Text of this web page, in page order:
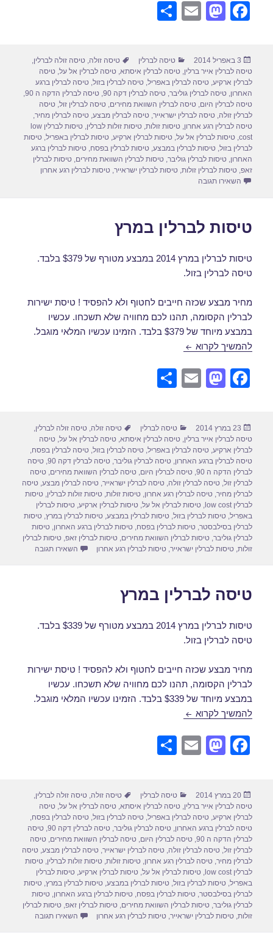
F
e
b
o
o
k
M
o
d
o
n
E
e
פורסם
בתאריך
3 באפריל 2014 קטגוריות
טיסה לברלין תגיות
טיסה זולה,טיסה זולה לברלין,
טיסה לברלין אייר ברלין,טיסה לברלין איסתא,טיסה לברלין אל על,טיסה
לברלין ארקיע,טיסה לברלין באפריל,טיסה לברלין בזול,טיסה לברלין ברגע
האחרון,טיסה לברלין גוליבר,טיסה לברלין דקה 90 ,טיסה לברלין הדקה ה 90
,
טיסה לברלין היום,טיסה לברלין השוואת מחירים,טיסה לברלין זול,טיסה
לברלין זולה,טיסה לברלין ישראייר,טיסה לברלין מבצע,טיסה לברלין מחיר,
טיסה לברלין רגע אחרון,טיסות זולות,טיסות זולות לברלין,
טיסות לברלין low
cost
,טיסות לברלין אל על,טיסות לברלין ארקיע,טיסות לברלין באפריל,טיסות
לברלין בזול,טיסות לברלין במבצע,טיסות לברלין בפסח,טיסות לברלין ברגע
האחרון,טיסות לברלין גוליבר,טיסות לברלין השוואת מחירים,טיסות לברלין
זאפ,טיסות לברלין זולות,טיסות לברלין ישראייר,טיסות לברלין רגע אחרון
השאירו תגובה
טיסות לברלין במרץ
טיסות לברלין במרץ 2014 במבצע מטורף של $379 בלבד.
טיסה לברלין בזול.
מחיר מבצע שכזה חייבים לחטוף ולא להפסיד ! טיסת ישירות
לברלין הקסומה, תהנו לכם מחוויה שלא תשכחו. עכשיו
במבצע מיוחד של $379 בלבד. הזמינו עכשיו המלאי מוגבל.
להמשיך לקרוא טיסות לברלין במרץ
F
e
b
o
o
k
M
o
d
o
n
E
e
פורסם
בתאריך
23 במרץ 2014 קטגוריות
טיסה לברלין תגיות
טיסה זולה ,טיסה זולה לברלין
טיסה לברלין אייר ברלין ,טיסה לברלין איסתא ,טיסה לברלין אל על ,טיסה
לברלין ארקיע ,טיסה לברלין באפריל ,טיסה לברלין בזול ,טיסה לברלין בפסח
טיסה לברלין ברגע האחרון ,טיסה לברלין גוליבר ,טיסה לברלין דקה 90 ,טיסה
לברלין הדקה ה 90
,טיסה לברלין היום ,טיסה לברלין השוואת מחירים ,טיסה
לברלין זול ,טיסה לברלין זולה ,טיסה לברלין ישראייר ,טיסה לברלין מבצע ,טיסה
לברלין מחיר ,טיסה לברלין רגע אחרון ,טיסות זולות ,טיסות זולות לברלין ,טיסות
לברלין low cost
,טיסות לברלין אל על ,טיסות לברלין ארקיע ,טיסות לברלין
באפריל ,טיסות לברלין בזול ,טיסות לברלין במבצע ,טיסות לברלין במרץ ,טיסות
לברלין בסילבסטר ,טיסות לברלין בפסח ,טיסות לברלין ברגע האחרון ,טיסות
לברלין גוליבר ,טיסות לברלין השוואת מחירים ,טיסות לברלין זאפ ,טיסות לברלין
זולות ,טיסות לברלין ישראייר ,טיסות לברלין רגע אחרון השאירו תגובה
טיסה לברלין במרץ
טיסות לברלין במרץ 2014 במבצע מטורף של $339 בלבד.
טיסה לברלין בזול.
מחיר מבצע שכזה חייבים לחטוף ולא להפסיד ! טיסת ישירות
לברלין הקסומה, תהנו לכם מחוויה שלא תשכחו. עכשיו
במבצע מיוחד של $339 בלבד. הזמינו עכשיו המלאי מוגבל.
להמשיך לקרוא טיסה לברלין במרץ
F
e
b
o
o
k
M
o
d
o
n
E
e
פורסם
בתאריך
20 במרץ 2014 קטגוריות
טיסה לברלין תגיות
טיסה זולה,טיסה זולה לברלין,
טיסה לברלין אייר ברלין,טיסה לברלין איסתא,טיסה לברלין אל על,טיסה
לברלין ארקיע,טיסה לברלין באפריל,טיסה לברלין בזול,טיסה לברלין בפסח,
טיסה לברלין ברגע האחרון,טיסה לברלין גוליבר,טיסה לברלין דקה 90 ,טיסה
לברלין הדקה ה 90
,טיסה לברלין היום,טיסה לברלין השוואת מחירים,טיסה
לברלין זול,טיסה לברלין זולה,טיסה לברלין ישראייר,טיסה לברלין מבצע,טיסה
לברלין מחיר,טיסה לברלין רגע אחרון,טיסות זולות,טיסות זולות לברלין,טיסות
לברלין low cost
,טיסות לברלין אל על,טיסות לברלין ארקיע,טיסות לברלין
באפריל,טיסות לברלין בזול,טיסות לברלין במבצע,טיסות לברלין במרץ,טיסות
לברלין בסילבסטר,טיסות לברלין בפסח,טיסות לברלין ברגע האחרון,טיסות
לברלין גוליבר,טיסות לברלין השוואת מחירים,טיסות לברלין זאפ,טיסות לברלין
זולות,טיסות לברלין ישראייר,טיסות לברלין רגע אחרון השאירו תגובה